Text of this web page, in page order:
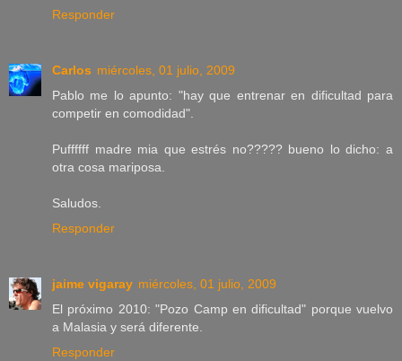
Responder
Carlos miércoles, 01 julio, 2009
Pablo me lo apunto: "hay que entrenar en dificultad para
competir en comodidad".
Puffffff madre mia que estrés no????? bueno lo dicho: a
otra cosa mariposa.
Saludos.
Responder
jaime vigaray miércoles, 01 julio, 2009
El próximo 2010: "Pozo Camp en dificultad" porque vuelvo
a Malasia y será diferente.
Responder